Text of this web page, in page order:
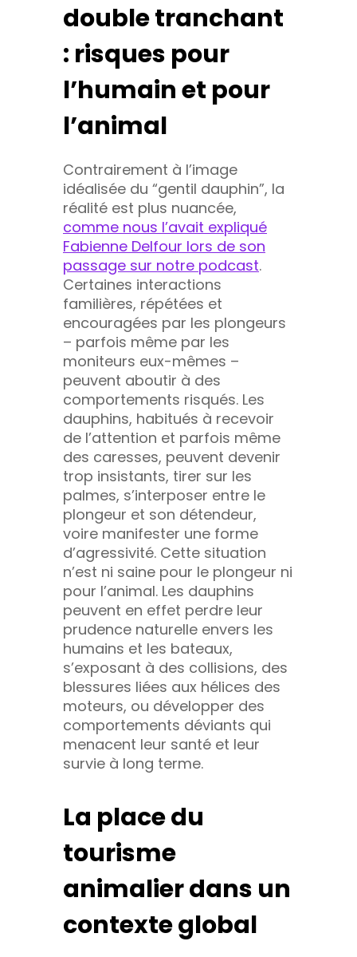
double tranchant
: risques pour
l’humain et pour
l’animal
Contrairement à l’image
idéalisée du “gentil dauphin”, la
réalité est plus nuancée,
comme nous l’avait expliqué
Fabienne Delfour lors de son
passage sur notre podcast.
Certaines interactions
familières, répétées et
encouragées par les plongeurs
– parfois même par les
moniteurs eux-mêmes –
peuvent aboutir à des
comportements risqués. Les
dauphins, habitués à recevoir
de l’attention et parfois même
des caresses, peuvent devenir
trop insistants, tirer sur les
palmes, s’interposer entre le
plongeur et son détendeur,
voire manifester une forme
d’agressivité. Cette situation
n’est ni saine pour le plongeur ni
pour l’animal. Les dauphins
peuvent en effet perdre leur
prudence naturelle envers les
humains et les bateaux,
s’exposant à des collisions, des
blessures liées aux hélices des
moteurs, ou développer des
comportements déviants qui
menacent leur santé et leur
survie à long terme.
La place du
tourisme
animalier dans un
contexte global